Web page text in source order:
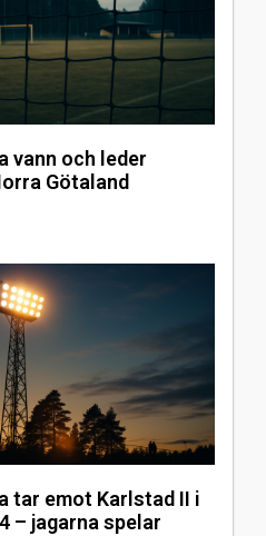
vann och leder
Götaland
tar emot Karlstad II i
– jagarna spelar